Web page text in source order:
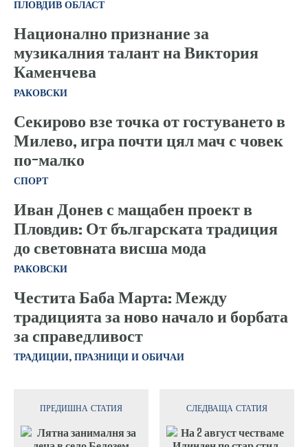
ПЛОВДИВ ОБЛАСТ
Национално признание за
музикалния талант на Виктория
Каменчева
РАКОВСКИ
Секирово взе точка от гостуването в
Милево, игра почти цял мач с човек
по-малко
СПОРТ
Иван Донев с мащабен проект в
Пловдив: От българската традиция
до световната висша мода
РАКОВСКИ
Честита Баба Марта: Между
традицията за ново начало и борбата
за справедливост
ТРАДИЦИИ, ПРАЗНИЦИ И ОБИЧАИ
ПРЕДИШНА СТАТИЯ СЛЕДВАЩА СТАТИЯ